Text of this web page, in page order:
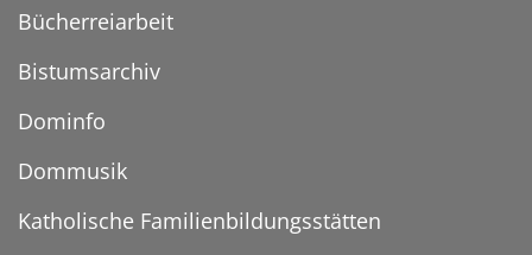
Bücherreiarbeit
Bistumsarchiv
Dominfo
Dommusik
Katholische Familienbildungsstätten